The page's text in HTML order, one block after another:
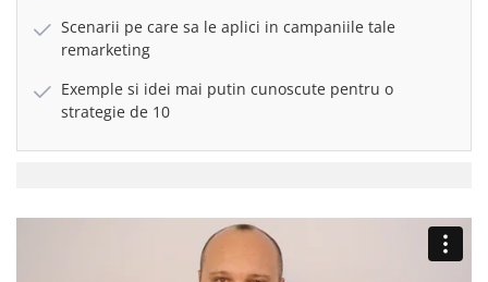
Scenarii pe care sa le aplici in campaniile tale
remarketing
Exemple si idei mai putin cunoscute pentru o
strategie de 10